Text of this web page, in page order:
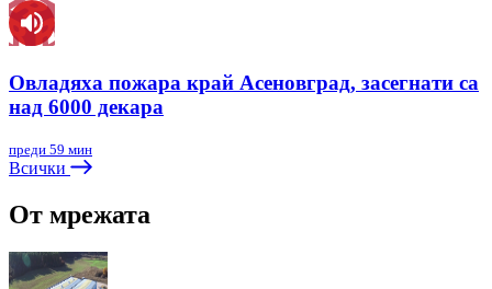
Овладяха пожара край Асеновград, засегнати са
над 6000 декара
преди 59 мин
Всички
От мрежата